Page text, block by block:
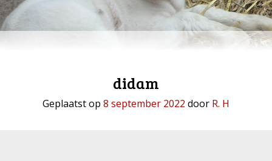
didam
Geplaatst op 8 september 2022 door R. H